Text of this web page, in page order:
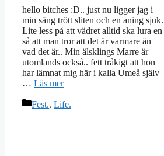
hello bitches :D.. just nu ligger jag i
min säng trött sliten och en aning sjuk.
Lite less på att vädret alltid ska lura en
så att man tror att det är varmare än
vad det är.. Min älsklings Marre är
utomlands också.. fett tråkigt att hon
har lämnat mig här i kalla Umeå själv
… Läs mer
Kategorier
Fest., Life.